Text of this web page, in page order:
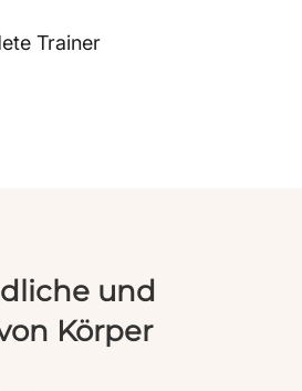
Trainer
und
Körper